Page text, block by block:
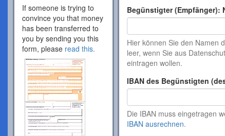
If someone is trying to
convince you that money
has been transferred to
you by sending you this
form, please read this.
Begünstigter (Empfänger):
Hier können Sie den Namen
leer, wenn Sie aus
eintragen wollen.
IBAN des Begünstigten
Die IBAN muss eingetragen
IBAN ausrechnen.